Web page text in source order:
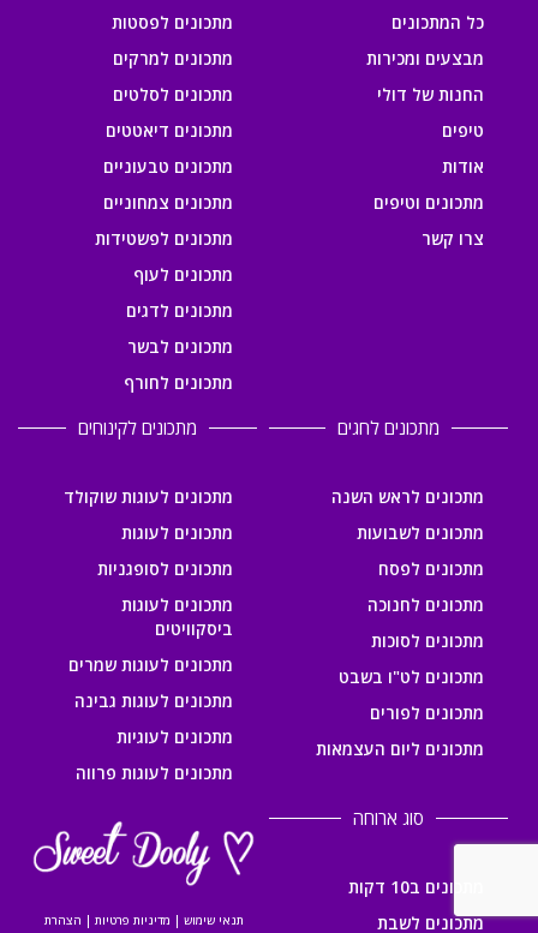
כל המתכונים
מבצעים ומכירות
החנות של דולי
טיפים
אודות
מתכונים וטיפים
צרו קשר
מתכונים לפסטות
מתכונים למרקים
מתכונים לסלטים
מתכונים דיאטטים
מתכונים טבעוניים
מתכונים צמחוניים
מתכונים לפשטידות
מתכונים לעוף
מתכונים לדגים
מתכונים לבשר
מתכונים לחורף
מתכונים לחגים
מתכונים לראש השנה
מתכונים לשבועות
מתכונים לפסח
מתכונים לחנוכה
מתכונים לסוכות
מתכונים לט"ו בשבט
מתכונים לפורים
מתכונים ליום העצמאות
מתכונים לקינוחים
מתכונים לעוגות שוקולד
מתכונים לעוגות
מתכונים לסופגניות
מתכונים לעוגות
ביסקוויטים
מתכונים לעוגות שמרים
מתכונים לעוגות גבינה
מתכונים לעוגיות
מתכונים לעוגות פרווה
סוג ארוחה
מתכונים ב10 דקות
מתכונים לשבת
תנאי שימוש | מדיניות פרטיות | הצהרת